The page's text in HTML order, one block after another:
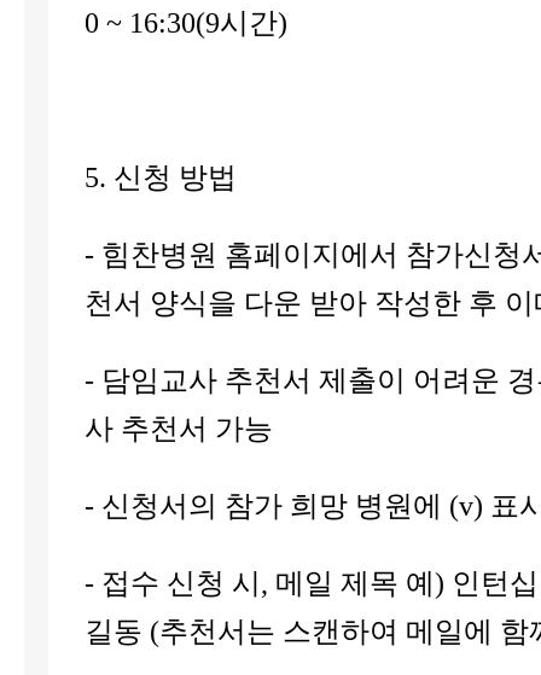
0 ~ 16:30(9시간)
5. 신청 방법
- 힘찬병원 홈페이지에서 참가신청
천서​​ 양식을 다운 받아 작성한 후
- 담임교사 추천서 제출이 어려운
사 추천서 가능
- 신청서의 참가 희망 병원에 (v) 표
- 접수 신청 시, 메일 제목 예) 인턴
길동 (추천서는 스캔하여 메일에 함